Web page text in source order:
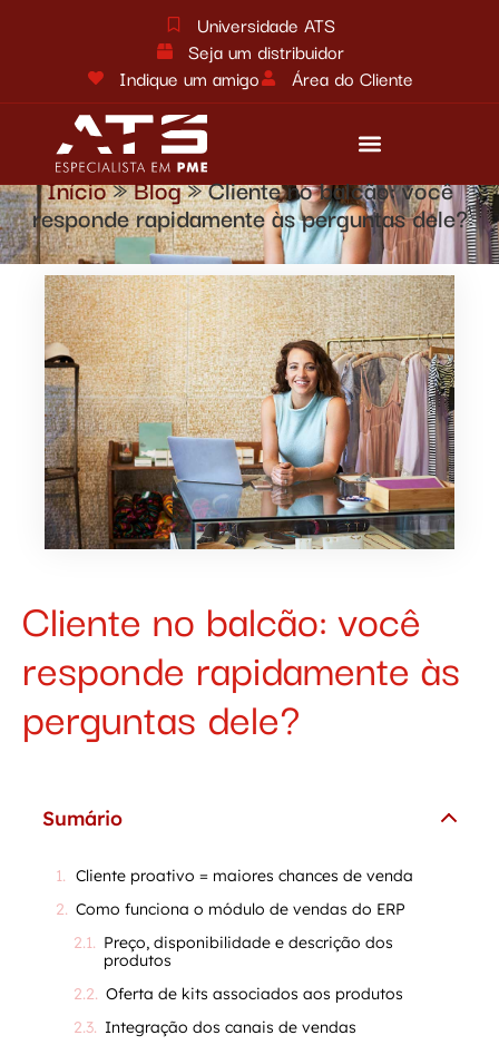
Universidade ATS
Seja um distribuidor
Indique um amigo
Área do Cliente
Início»Blog»Cliente no balcão: você
responde rapidamente às perguntas dele?
Cliente no balcão: você
responde rapidamente às
perguntas dele?
Sumário
Cliente proativo = maiores chances de venda
Como funciona o módulo de vendas do ERP
Preço, disponibilidade e descrição dos
produtos
Oferta de kits associados aos produtos
Integração dos canais de vendas